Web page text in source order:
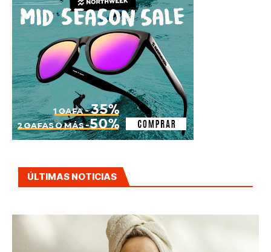
ÚLTIMAS NOTICIAS